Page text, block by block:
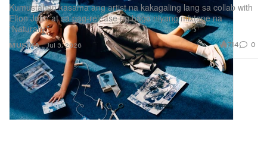
MUSIKA
Kumustahan kasama ang artist na kakagaling lang sa collab with
Elton John at sa pag-release ng bago niyang mixtape na
“Naturally.”
Jul 3, 2026 714 0